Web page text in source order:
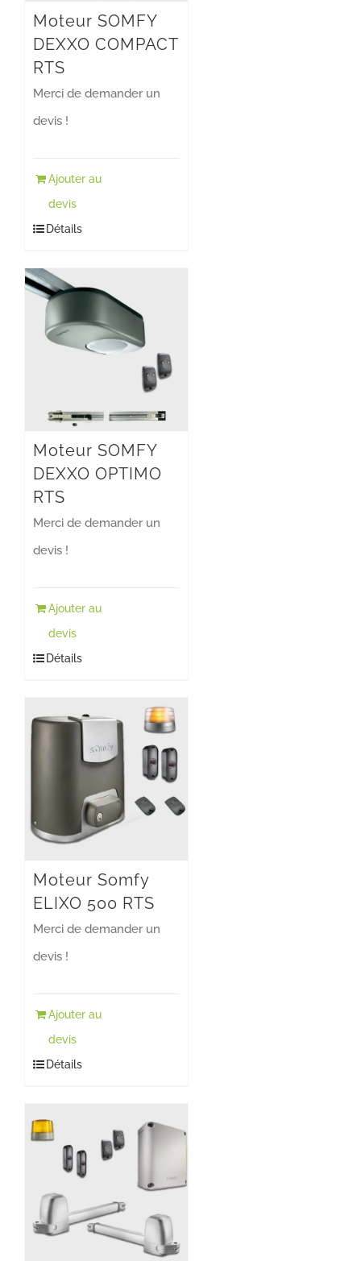
Moteur SOMFY
DEXXO COMPACT
RTS
Merci de demander un
devis !
Ajouter au
devis
Détails
Moteur SOMFY
DEXXO OPTIMO
RTS
Merci de demander un
devis !
Ajouter au
devis
Détails
Moteur Somfy
ELIXO 500 RTS
Merci de demander un
devis !
Ajouter au
devis
Détails